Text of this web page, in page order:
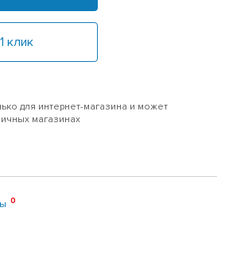
клик
для интернет-магазина и может
магазинах